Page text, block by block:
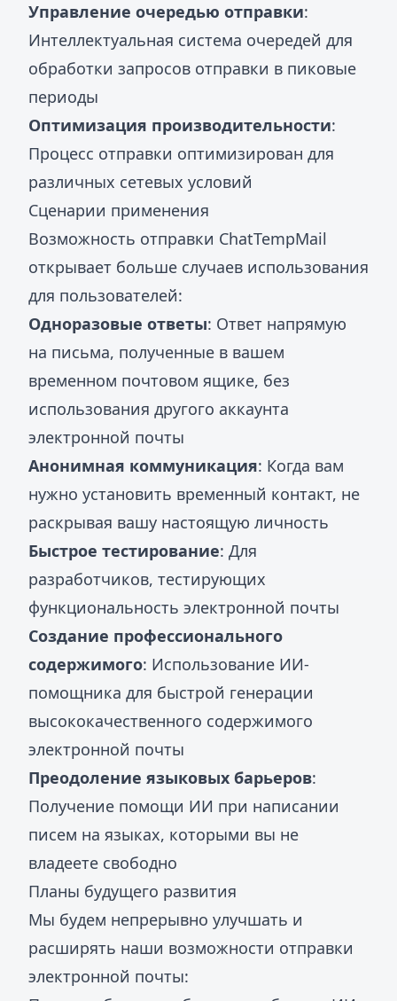
Управление очередью отправки:
Интеллектуальная система очередей для
обработки запросов отправки в пиковые
периоды
Оптимизация производительности:
Процесс отправки оптимизирован для
различных сетевых условий
Сценарии применения
Возможность отправки ChatTempMail
открывает больше случаев использования
для пользователей:
Одноразовые ответы: Ответ напрямую
на письма, полученные в вашем
временном почтовом ящике, без
использования другого аккаунта
электронной почты
Анонимная коммуникация: Когда вам
нужно установить временный контакт, не
раскрывая вашу настоящую личность
Быстрое тестирование: Для
разработчиков, тестирующих
функциональность электронной почты
Создание профессионального
содержимого: Использование ИИ-
помощника для быстрой генерации
высококачественного содержимого
электронной почты
Преодоление языковых барьеров:
Получение помощи ИИ при написании
писем на языках, которыми вы не
владеете свободно
Планы будущего развития
Мы будем непрерывно улучшать и
расширять наши возможности отправки
электронной почты: